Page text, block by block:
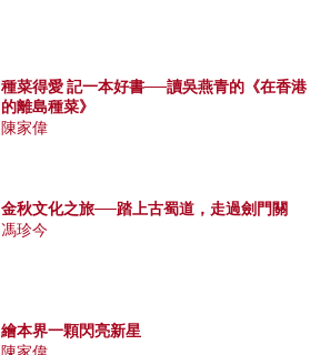
種菜得愛 記一本好書──讀吳燕青的《在香港
的離島種菜》
陳家偉
金秋文化之旅──踏上古蜀道，走過劍門關
馮珍今
繪本界一顆閃亮新星